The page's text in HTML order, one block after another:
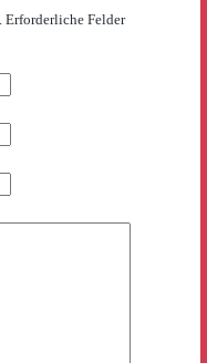
Erforderliche Felder